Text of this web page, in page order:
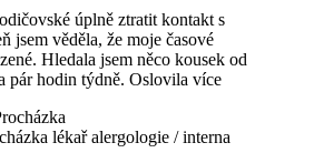
úplně ztratit kontakt s
jsem věděla, že moje časové
Hledala jsem něco kousek od
pár hodin týdně. Oslovila více
lékař alergologie / interna